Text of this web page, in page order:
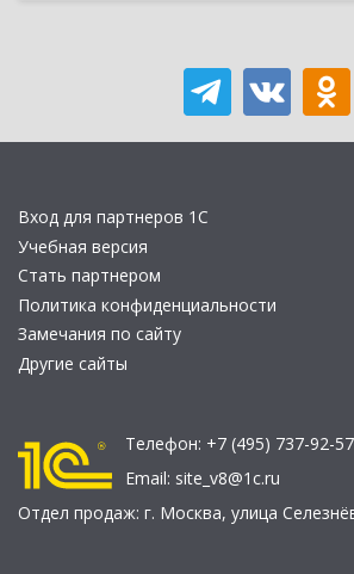
Вход для партнеров 1С
Учебная версия
Стать партнером
Политика конфиденциальности
Замечания по сайту
Другие сайты
Телефон: +7 (495) 737-92-57
Email: site_v8@1c.ru
Отдел продаж: г. Москва, улица